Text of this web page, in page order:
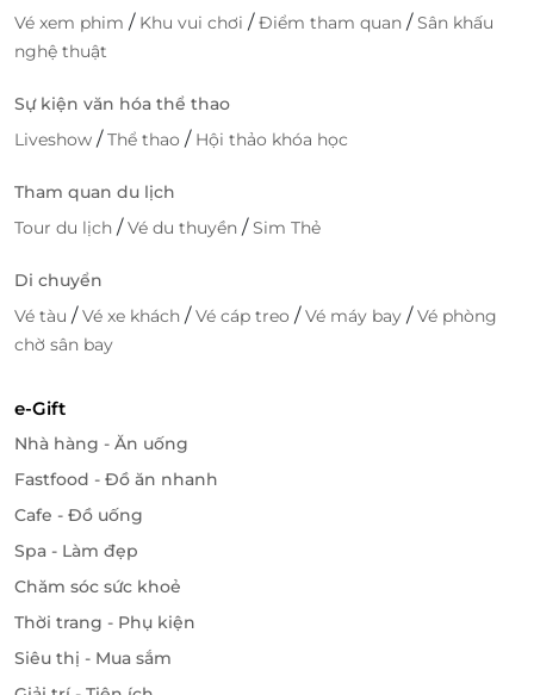
Tennis
Massage vật lý trị liệu, massage body
Tất cả dịch vụ tại Olympia đều được đầu tư trang
thiết bị đạt tiêu chuẩn quốc tế, đảm bảo chất lượng
luyện nổi tiếng sẽ giúp hội viên có những bài tập
thực tế mang lại hiệu quả cao tuỳ theo từng nhu
cầu của mỗi người.
Vé xem phim / Khu vui chơi /Điểm tham quan /Sân khấu
nghệ thuật
Sự kiện văn hóa thể thao
Liveshow /Thể thao / Hội thảo khóa học
Tham quan du lịch
Tour du lịch /Vé du thuyền /Sim Thẻ
Di chuyển
Vé tàu /Vé xe khách /Vé cáp treo /Vé máy bay /Vé phòng
chờ sân bay
e-Gift
Nhà hàng - Ăn uống
Fastfood - Đồ ăn nhanh
Cafe - Đồ uống
Spa - Làm đẹp
Chăm sóc sức khoẻ
Thời trang - Phụ kiện
Siêu thị - Mua sắm